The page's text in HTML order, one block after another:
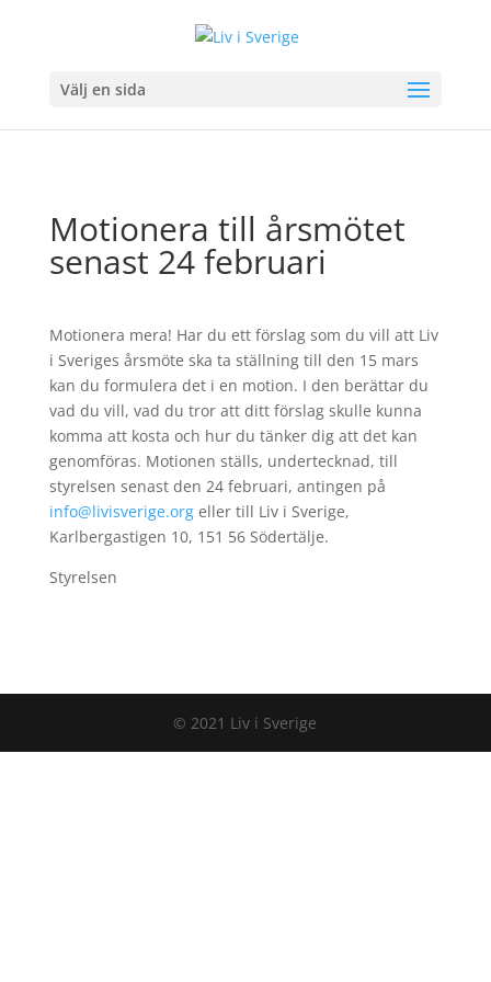
Välj en sida
Motionera till årsmötet
senast 24 februari
Motionera mera! Har du ett förslag som du vill att Liv
i Sveriges årsmöte ska ta ställning till den 15 mars
kan du formulera det i en motion. I den berättar du
vad du vill, vad du tror att ditt förslag skulle kunna
komma att kosta och hur du tänker dig att det kan
genomföras. Motionen ställs, undertecknad, till
styrelsen senast den 24 februari, antingen på
info@livisverige.orgeller till Liv i Sverige,
Karlbergastigen 10, 151 56 Södertälje.
Styrelsen
© 2021 Liv i Sverige